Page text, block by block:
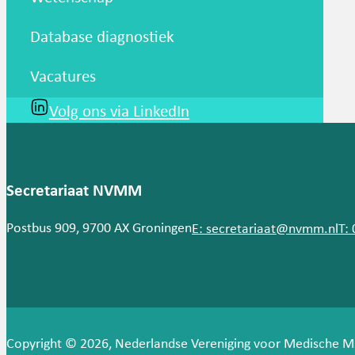
Database diagnostiek
Vacatures
Volg ons via LinkedIn
Secretariaat NVMM
Postbus 909, 9700 AX GroningenE: secretariaat@nvmm.nl T:
Copyright © 2026, Nederlandse Vereniging voor Medische